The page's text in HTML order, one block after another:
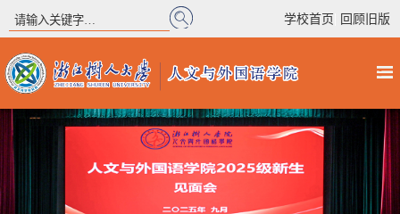
学校首页 回顾旧版